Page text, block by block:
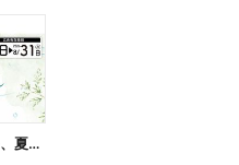
〈散水用品特集〉お庭に潤いを、夏のお庭じかん